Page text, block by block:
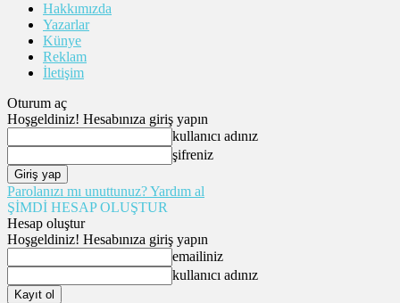
Hakkımızda
Yazarlar
Künye
Reklam
İletişim
Oturum aç
Hoşgeldiniz! Hesabınıza giriş yapın
kullanıcı adınız
şifreniz
Parolanızı mı unuttunuz? Yardım al
ŞİMDİ HESAP OLUŞTUR
Hesap oluştur
Hoşgeldiniz! Hesabınıza giriş yapın
emailiniz
kullanıcı adınız